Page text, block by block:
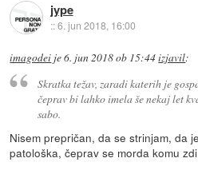
jype
::6. jun 2018, 16:00
imagodei je6. jun 2018 ob 15:44izjavil:
Skratka težav, zaradi katerih je
čeprav bi lahko imela še nekaj let
sabo.
Nisem prepričan, da se strinjam, da
patološka, čeprav se morda komu